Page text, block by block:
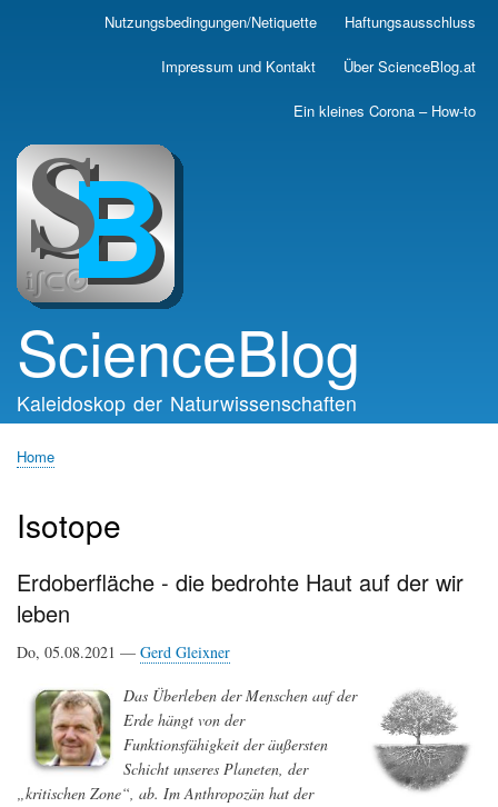
Skip
main
Nutzungsbedingungen/Netiquette Haftungsausschluss
Impressum und Kontakt Über ScienceBlog.at
Ein kleines Corona – How-to
ScienceBlog
Kaleidoskop der Naturwissenschaften
Home
Isotope
Erdoberfläche - die bedrohte Haut auf der wir
leben
Do, 05.08.2021 — Gerd Gleixner
Das Überleben der Menschen auf der
Erde hängt von der
Funktionsfähigkeit der äußersten
Schicht unseres Planeten, der
„kritischen Zone“, ab. Im Anthropozän hat der